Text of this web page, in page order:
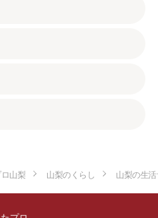
山梨 山梨のくらし 山梨の生